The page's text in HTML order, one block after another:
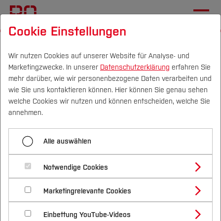
Campus Personen DE|EN Quicklinks
Studium
Studienangebote
Bachelorstudiengänge
Masterstudiengänge
Vor dem Studium
Bewerben & Einschreiben
Bewerbungsportal
Im Studium
Studienbüros und Prüfungen
Nach dem Studium
Forschung & Transfer
Profil
Forschungs- und Transferprofil
Schwerpunkte (FuT)
Beratung & Förderung
Nachhaltigkeit
Nachhaltigkeit studieren
International
Wirtschaftsabschluss mit
Humor und fliegenden
Hüten
11.06.2025
Der Fachbereich Wirtschaft der
Hochschule Bochum ehrte
Absolventinnen und Absolventen
Cookie Einstellungen
Wir nutzen Cookies auf unserer Website für Analyse- und
Marketingzwecke. In unserer Datenschutzerklärung erfahren Sie
mehr darüber, wie wir personenbezogene Daten verarbeiten und
wie Sie uns kontaktieren können. Hier können Sie genau sehen
welche Cookies wir nutzen und können entscheiden, welche Sie
annehmen.
Alle auswählen
Notwendige Cookies
Marketingrelevante Cookies
Einbettung YouTube-Videos